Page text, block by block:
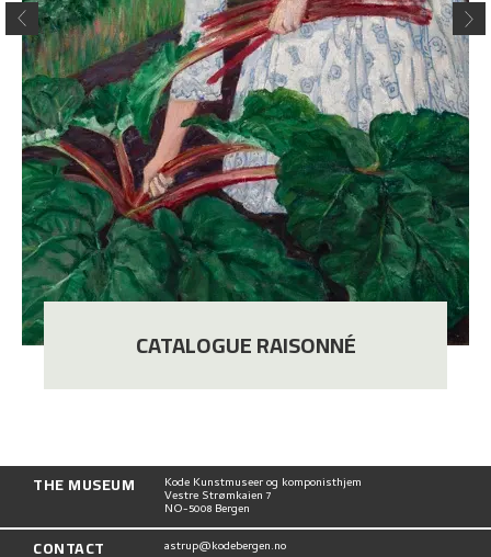
CATALOGUE RAISONNÉ
THE MUSEUM Kode Kunstmuseer og komponisthjem
Vestre Strømkaien 7
NO-5008 Bergen
CONTACT astrup@kodebergen.no